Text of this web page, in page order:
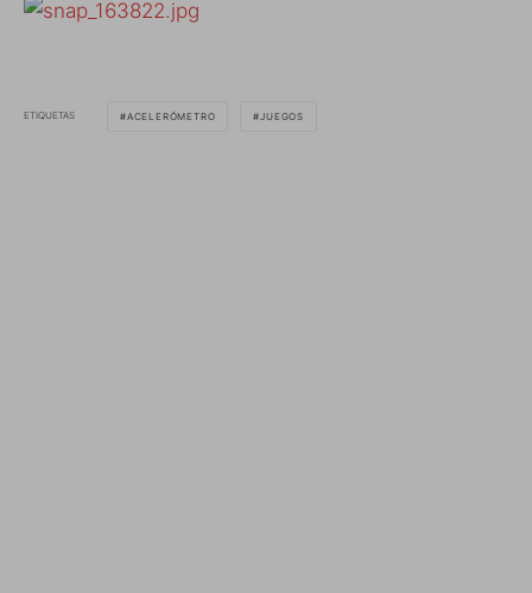
ETIQUETAS ACELERÓMETRO JUEGOS